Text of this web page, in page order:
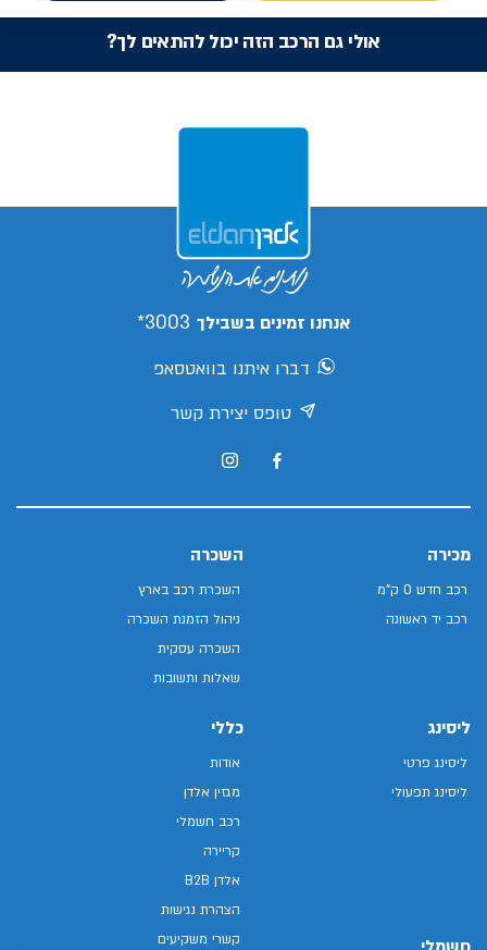
אולי גם הרכב הזה יכול להתאים לך?
אנחנו זמינים בשבילך 3003*
דברו איתנו בוואטסאפ
טופס יצירת קשר
מכירה
רכב חדש 0 ק"מ
רכב יד ראשונה
השכרה
השכרת רכב בארץ
ניהול הזמנת השכרה
השכרה עסקית
שאלות ותשובות
ליסינג
ליסינג פרטי
ליסינג תפעולי
כללי
אודות
מגזין אלדן
רכב חשמלי
קריירה
אלדן B2B
הצהרת נגישות
קשרי משקיעים